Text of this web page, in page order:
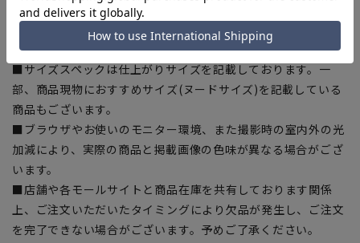
入の目安としてご利用ください。
■生地や仕様・デザインにより、着用感や実際のサイズ表に若
干の誤差が生じる場合がございます。予めご了承ください。
■サイズスペックは仕上がりサイズを記載しております。一
部、商品現物におすすめサイズ(ヌードサイズ)を記載している
商品もございます。
■ブラウザやお使いのモニター環境、また撮影時の室内外の光
加減により、実際の商品と掲載画像の色味が異なる場合がござ
います。
■店舗や各モールサイトと商品在庫を共有しております関係
上、ご注文いただいたタイミングにより欠品が発生し、ご注文
を完了できない場合がございます。予めご了承ください。